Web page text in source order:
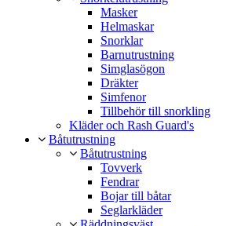
Masker
Helmaskar
Snorklar
Barnutrustning
Simglasögon
Dräkter
Simfenor
Tillbehör till snorkling
Kläder och Rash Guard's
Båtutrustning
Båtutrustning
Tovverk
Fendrar
Bojar till båtar
Seglarkläder